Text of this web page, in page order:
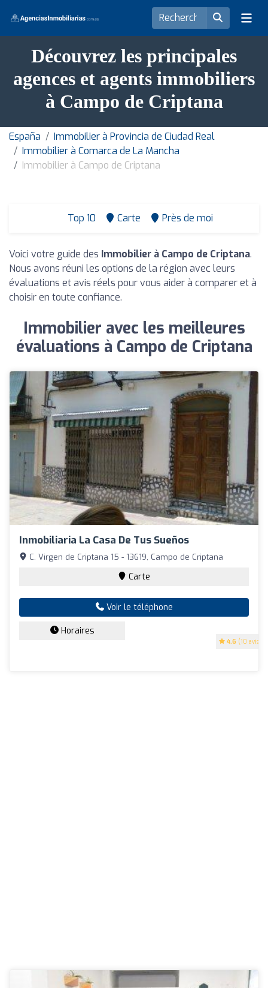
Découvrez les principales
agences et agents immobiliers
à Campo de Criptana
España
Immobilier à Provincia de Ciudad Real
Immobilier à Comarca de La Mancha
Immobilier à Campo de Criptana
Top 10 Carte Près de moi
Voici votre guide des Immobilier à Campo de Criptana.
Nous avons réuni les options de la région avec leurs
évaluations et avis réels pour vous aider à comparer et à
choisir en toute confiance.
Immobilier avec les meilleures
évaluations à Campo de Criptana
Inmobiliaria La Casa De Tus Sueños
4.6 (10 avis)
C. Virgen de Criptana 15 - 13619, Campo de Criptana
Carte
Voir le téléphone
Horaires